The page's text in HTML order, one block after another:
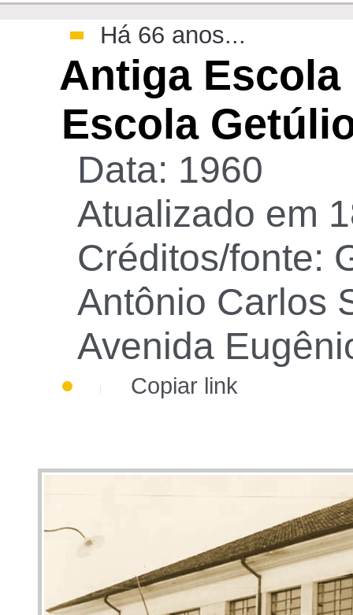
Há 66 anos...
Antiga
Escola
Data: 1960
Atualizado em
Créditos/fonte:
Antônio Carlos
Avenida
Copiar link